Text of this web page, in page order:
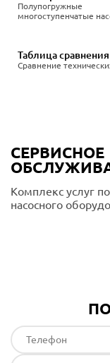
Полупогружные
многоступенчатые
Сравнение
Таблица сравнения
СЕРВИСНОЕ
Комплекс услуг
насосного